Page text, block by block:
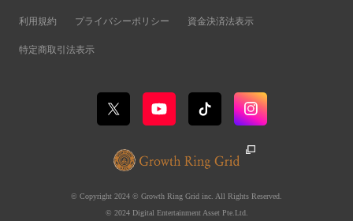
利用規約 プライバシーポリシー 資金決済法表示
特定商取引法表示
© Copyright 2024 © Growth Ring Grid inc. All Rights Reserved.
© 2024 Digital Entertainment Asset Pte.Ltd.